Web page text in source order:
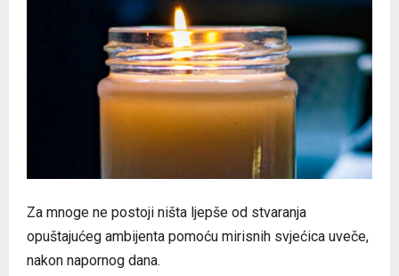
Za mnoge ne postoji ništa ljepše od stvaranja
opuštajućeg ambijenta pomoću mirisnih svjećica uveče,
nakon napornog dana.